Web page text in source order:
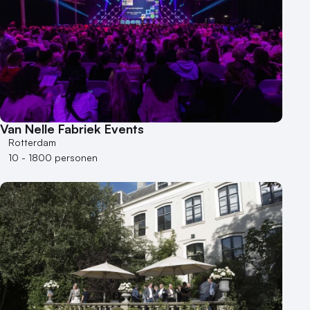
Van Nelle Fabriek Events
Rotterdam
10 - 1800 personen